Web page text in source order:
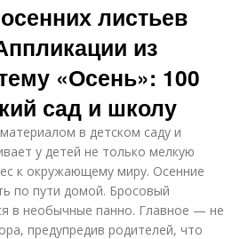
листьев
из
«Осень»: 100
сад и школу
в детском саду и
у детей не только мелкую
к окружающему миру. Осенние
по пути домой. Бросовый
в необычные панно. Главное — не
предупредив родителей, что